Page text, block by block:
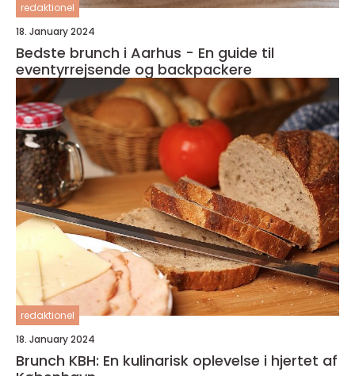
redaktionel
18. January 2024
Bedste brunch i Aarhus - En guide til
eventyrrejsende og backpackere
redaktionel
18. January 2024
Brunch KBH: En kulinarisk oplevelse i hjertet af